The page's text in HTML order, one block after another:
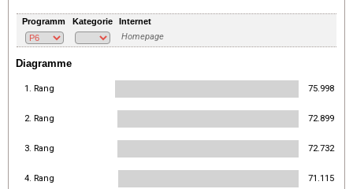
Programm Kategorie Internet
Homepage
Diagramme
1. Rang 75.998
2. Rang 72.899
3. Rang 72.732
4. Rang 71.115